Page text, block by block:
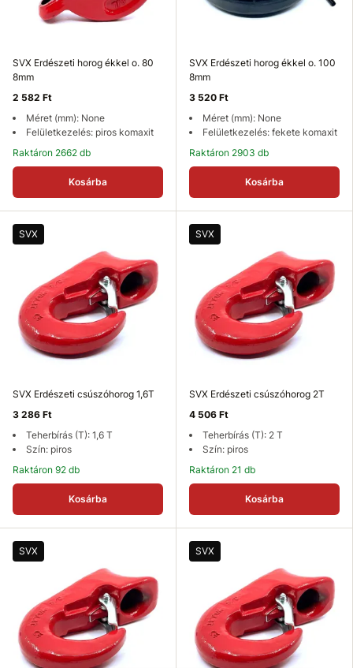
SVX Erdészeti horog ékkel o. 80
8mm
2 582 Ft
Méret (mm): None
Felületkezelés: piros komaxit
Raktáron 2662 db
Kosárba
SVX Erdészeti horog ékkel o. 100
8mm
3 520 Ft
Méret (mm): None
Felületkezelés: fekete komaxit
Raktáron 2903 db
Kosárba
SVX
SVX Erdészeti csúszóhorog 1,6T
3 286 Ft
Teherbírás (T): 1,6 T
Szín: piros
Raktáron 92 db
Kosárba
SVX
SVX Erdészeti csúszóhorog 2T
4 506 Ft
Teherbírás (T): 2 T
Szín: piros
Raktáron 21 db
Kosárba
SVX SVX